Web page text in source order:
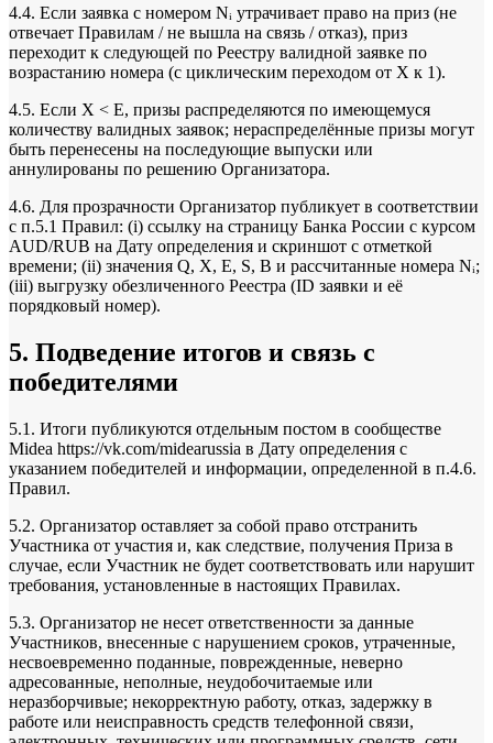
4.4. Если заявка с номером Nᵢ утрачивает право на приз (не
отвечает Правилам / не вышла на связь / отказ), приз
переходит к следующей по Реестру валидной заявке по
возрастанию номера (с циклическим переходом от X к 1).
4.5. Если X < E, призы распределяются по имеющемуся
количеству валидных заявок; нераспределённые призы могут
быть перенесены на последующие выпуски или
аннулированы по решению Организатора.
4.6. Для прозрачности Организатор публикует в соответствии
с п.5.1 Правил: (i) ссылку на страницу Банка России с курсом
AUD/RUB на Дату определения и скриншот с отметкой
времени; (ii) значения Q, X, E, S, B и рассчитанные номера Nᵢ;
(iii) выгрузку обезличенного Реестра (ID заявки и её
порядковый номер).
5. Подведение итогов и связь с
победителями
5.1. Итоги публикуются отдельным постом в сообществе
Midea https://vk.com/midearussia в Дату определения с
указанием победителей и информации, определенной в п.4.6.
Правил.
5.2. Организатор оставляет за собой право отстранить
Участника от участия и, как следствие, получения Приза в
случае, если Участник не будет соответствовать или нарушит
требования, установленные в настоящих Правилах.
5.3. Организатор не несет ответственности за данные
Участников, внесенные с нарушением сроков, утраченные,
несвоевременно поданные, поврежденные, неверно
адресованные, неполные, неудобочитаемые или
неразборчивые; некорректную работу, отказ, задержку в
работе или неисправность средств телефонной связи,